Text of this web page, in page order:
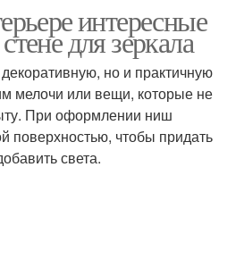
интересные
для зеркала
но и практичную
мелочи или вещи, которые не
При оформлении ниш
поверхностью, чтобы придать
света.